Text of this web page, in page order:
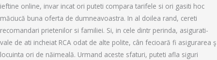
ieftine online, invar incat ori puteti compara tarifele si ori gasiti hoc
măciucă buna oferta de dumneavoastra. In al doilea rand, cereti
recomandari prietenilor si familiei. Si, in cele dintr perinda, asigurati-
vale de ati incheiat RCA odat de alte polite, cân fecioară fi asigurarea ş
locuinta ori de năimeală. Urmand aceste sfaturi, puteti afla siguri